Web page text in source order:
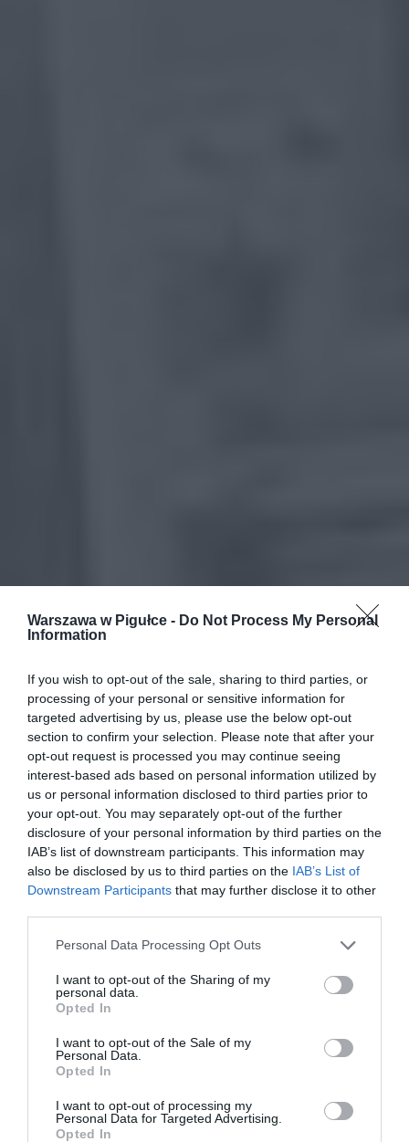
Warszawa w Pigułce - Do Not Process My Personal
Information
If you wish to opt-out of the sale, sharing to third parties, or
processing of your personal or sensitive information for
targeted advertising by us, please use the below opt-out
section to confirm your selection. Please note that after your
opt-out request is processed you may continue seeing
interest-based ads based on personal information utilized by
us or personal information disclosed to third parties prior to
your opt-out. You may separately opt-out of the further
disclosure of your personal information by third parties on the
IAB’s list of downstream participants. This information may
also be disclosed by us to third parties on the IAB’s List of
Downstream Participants that may further disclose it to other
Personal Data Processing Opt Outs
I want to opt-out of the Sharing of my
personal data.
Opted In
I want to opt-out of the Sale of my
Personal Data.
Opted In
I want to opt-out of processing my
Personal Data for Targeted Advertising.
Opted In